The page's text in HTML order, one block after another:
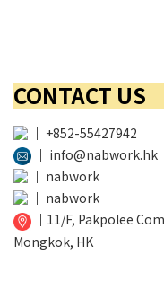
CONTACT US
│ +852-55427942
│ info@nabwork.hk
│ nabwork
│ nabwork
│ 11/F, Pakpolee
Mongkok, HK